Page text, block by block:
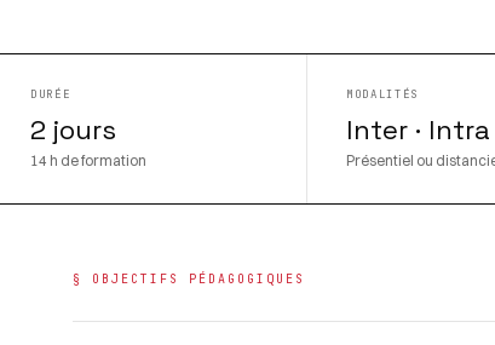
DURÉE
2 jours
14 h de formation
MODALITÉS
Inter · Intra
Présentiel ou
§ OBJECTIFS PÉDAGOGIQUES